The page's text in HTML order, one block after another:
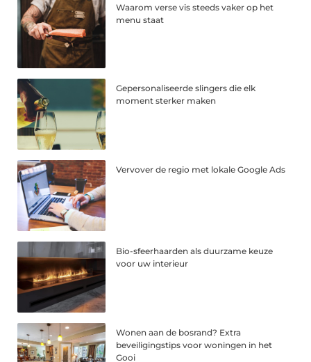
Waarom verse vis steeds vaker op het
menu staat
Gepersonaliseerde slingers die elk
moment sterker maken
Vervover de regio met lokale Google Ads
Bio-sfeerhaarden als duurzame keuze
voor uw interieur
Wonen aan de bosrand? Extra
beveiligingstips voor woningen in het
Gooi